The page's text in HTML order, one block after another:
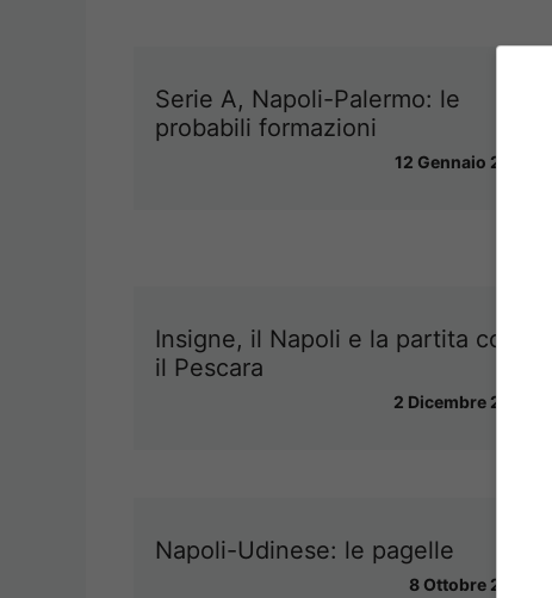
Serie A, Napoli-Palermo: le
probabili formazioni
12 Gennaio 2013
Insigne, il Napoli e la partita con
il Pescara
2 Dicembre 2012
Napoli-Udinese: le pagelle
8 Ottobre 2012